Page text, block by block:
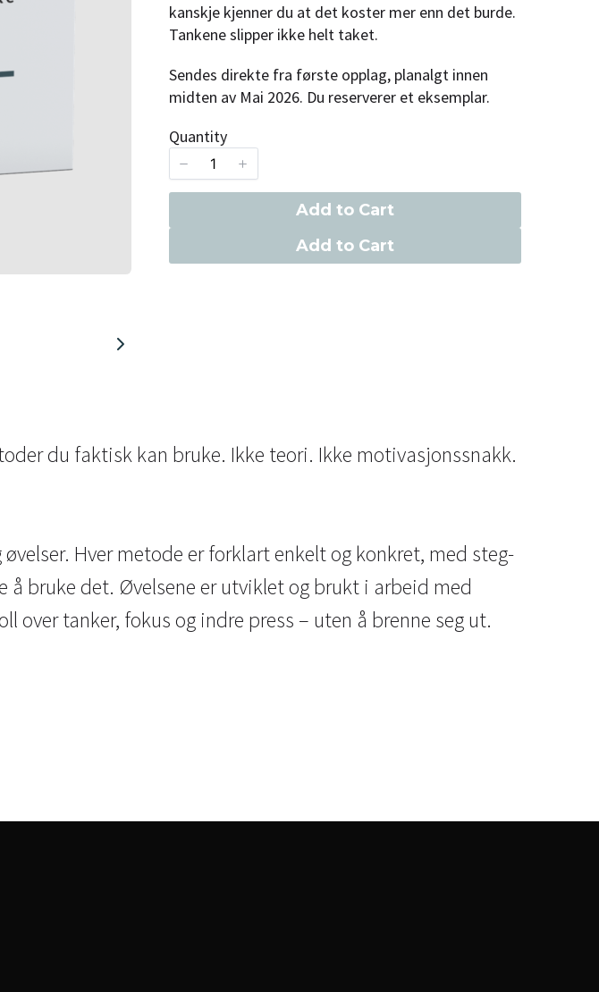
kanskje kjenner du at det koster mer enn det burde.
Tankene slipper ikke helt taket.
Sendes direkte fra første opplag, planalgt innen
midten av Mai 2026. Du reserverer et eksemplar.
Quantity
Add to Cart
Add to Cart
du faktisk kan bruke. Ikke teori. Ikke motivasjonssnakk.
Hver metode er forklart enkelt og konkret, med steg-
å bruke det. Øvelsene er utviklet og brukt i arbeid med
tanker, fokus og indre press – uten å brenne seg ut.